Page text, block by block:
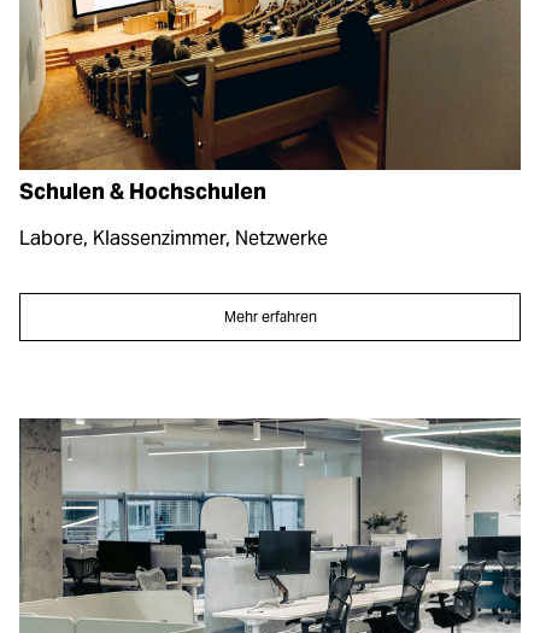
Schulen & Hochschulen
Labore, Klassenzimmer, Netzwerke
Mehr erfahren